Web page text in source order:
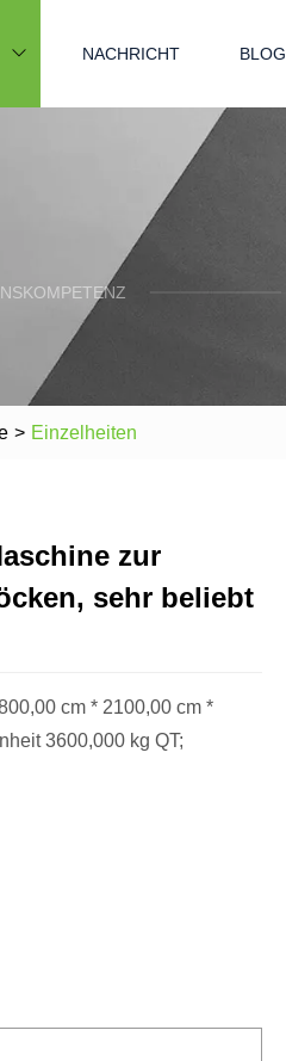
NACHRICHT BLOG
> Einzelheiten
zur
sehr beliebt
cm * 2100,00 cm *
3600,000 kg QT;